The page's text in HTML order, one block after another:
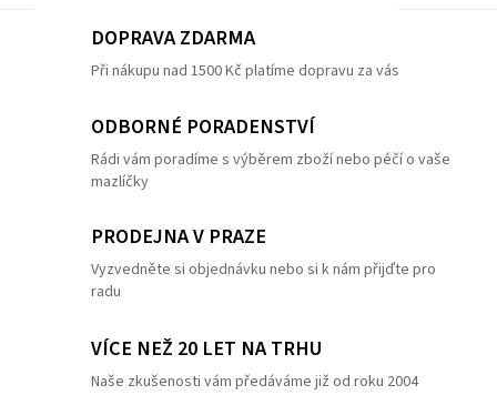
DOPRAVA ZDARMA
Při nákupu nad 1500 Kč platíme dopravu za vás
ODBORNÉ PORADENSTVÍ
Rádi vám poradíme s výběrem zboží nebo péčí o vaše
mazlíčky
PRODEJNA V PRAZE
Vyzvedněte si objednávku nebo si k nám přijďte pro
radu
VÍCE NEŽ 20 LET NA TRHU
Naše zkušenosti vám předáváme již od roku 2004